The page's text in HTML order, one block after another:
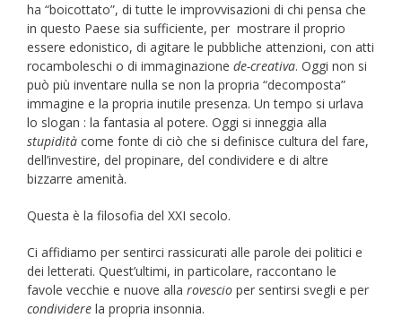
ha “boicottato”, di tutte le improvvisazioni di chi pensa che
in questo Paese sia sufficiente, per mostrare il proprio
essere edonistico, di agitare le pubbliche attenzioni, con atti
rocamboleschi o di immaginazione de-creativa. Oggi non si
può più inventare nulla se non la propria “decomposta”
immagine e la propria inutile presenza. Un tempo si urlava
lo slogan : la fantasia al potere. Oggi si inneggia alla
stupidità come fonte di ciò che si definisce cultura del fare,
dell’investire, del propinare, del condividere e di altre
bizzarre amenità.
Questa è la filosofia del XXI secolo.
Ci affidiamo per sentirci rassicurati alle parole dei politici e
dei letterati. Quest’ultimi, in particolare, raccontano le
favole vecchie e nuove alla rovescio per sentirsi svegli e per
condividere la propria insonnia.